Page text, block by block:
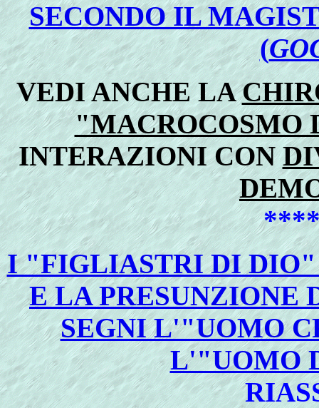
SECONDO IL
(
VEDI ANCHE LA
"MACROCOSMO
INTERAZIONI CON
I "FIGLIASTRI DI
E LA PRESUNZIONE
SEGNI L'"UOMO
L'"UOMO